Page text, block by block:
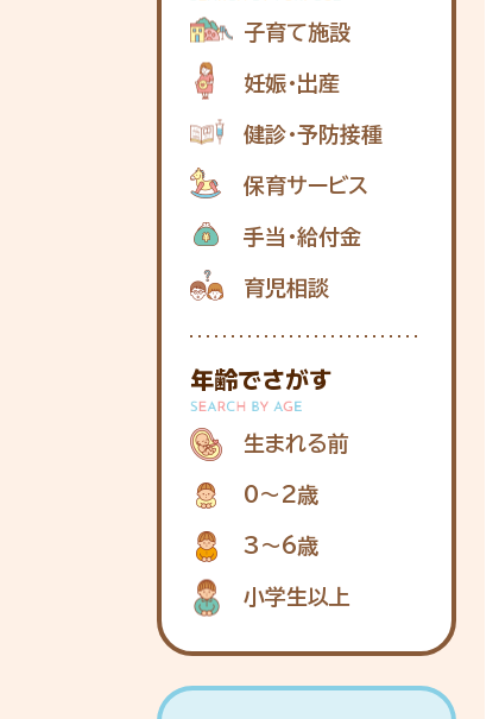
子育て施設
妊娠・出産
健診・予防接種
保育サービス
手当・給付金
育児相談
年齢でさがす
生まれる前
0〜2歳
3〜6歳
小学生以上